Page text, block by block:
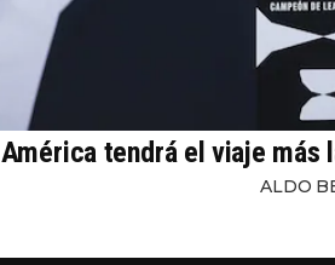
América tendrá el viaje más
ALDO